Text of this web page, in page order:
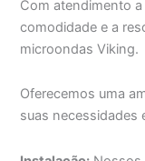
Com atendimento
comodidade e a
microondas Viking.
Oferecemos uma
suas necessidades